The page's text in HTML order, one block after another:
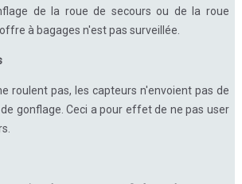
de la roue de secours ou de la roue
à bagages n'est pas surveillée.
roulent pas, les capteurs n'envoient pas de
gonflage. Ceci a pour effet de ne pas user